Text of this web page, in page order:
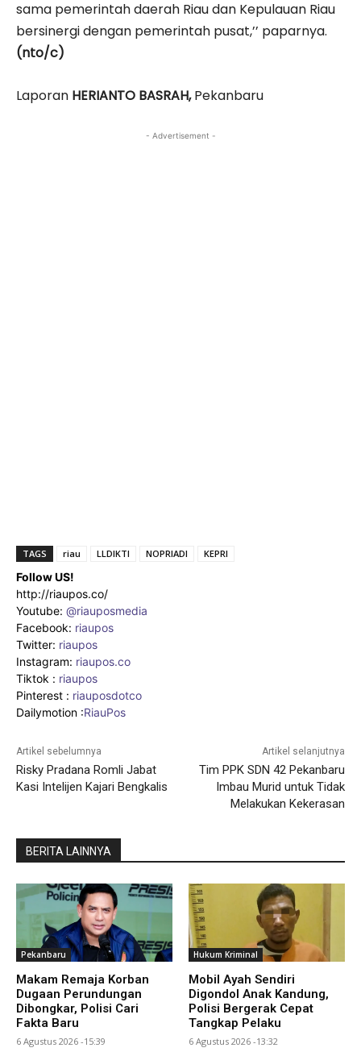
sama pemerintah daerah Riau dan Kepulauan Riau
bersinergi dengan pemerintah pusat,’’ paparnya.
(nto/c)
Laporan HERIANTO BASRAH,Pekanbaru
- Advertisement -
TAGS riau LLDIKTI NOPRIADI KEPRI
Follow US!
http://riaupos.co/
Youtube: @riauposmedia
Facebook: riaupos
Twitter: riaupos
Instagram: riaupos.co
Tiktok : riaupos
Pinterest : riauposdotco
Dailymotion :RiauPos
Artikel sebelumnya
Risky Pradana Romli Jabat
Kasi Intelijen Kajari Bengkalis
Artikel selanjutnya
Tim PPK SDN 42 Pekanbaru
Imbau Murid untuk Tidak
Melakukan Kekerasan
BERITA LAINNYA
Pekanbaru
Makam Remaja Korban
Dugaan Perundungan
Dibongkar, Polisi Cari
Fakta Baru
6 Agustus 2026 -15:39
Hukum Kriminal
Mobil Ayah Sendiri
Digondol Anak Kandung,
Polisi Bergerak Cepat
Tangkap Pelaku
6 Agustus 2026 -13:32